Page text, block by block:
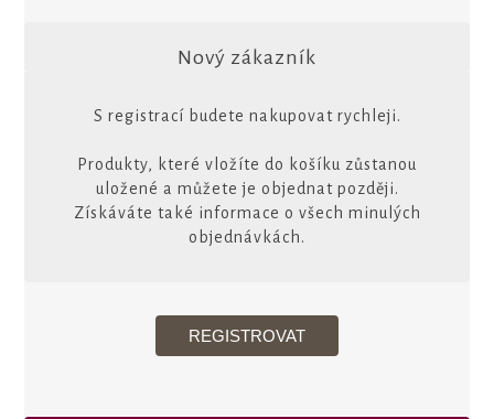
Nový zákazník
S registrací budete nakupovat rychleji.
Produkty, které vložíte do košíku zůstanou
uložené a můžete je objednat později.
Získáváte také informace o všech minulých
objednávkách.